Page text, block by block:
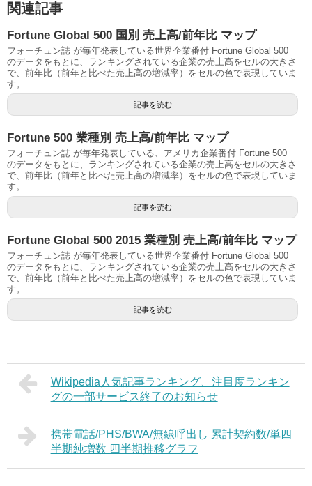
関連記事
Fortune Global 500 国別 売上高/前年比 マップ
フォーチュン誌 が毎年発表している世界企業番付 Fortune Global 500
のデータをもとに、ランキングされている企業の売上高をセルの大きさ
で、前年比（前年と比べた売上高の増減率）をセルの色で表現していま
す。
記事を読む
Fortune 500 業種別 売上高/前年比 マップ
フォーチュン誌 が毎年発表している、アメリカ企業番付 Fortune 500
のデータをもとに、ランキングされている企業の売上高をセルの大きさ
で、前年比（前年と比べた売上高の増減率）をセルの色で表現していま
す。
記事を読む
Fortune Global 500 2015 業種別 売上高/前年比 マップ
フォーチュン誌 が毎年発表している世界企業番付 Fortune Global 500
のデータをもとに、ランキングされている企業の売上高をセルの大きさ
で、前年比（前年と比べた売上高の増減率）をセルの色で表現していま
す。
記事を読む
Wikipedia人気記事ランキング、注目度ランキン
グの一部サービス終了のお知らせ
携帯電話/PHS/BWA/無線呼出し 累計契約数/単四
半期純増数 四半期推移グラフ